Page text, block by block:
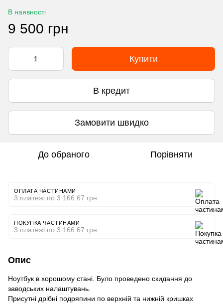
В наявності
9 500 грн
Купити
В кредит
Замовити швидко
До обраного Порівняти
ОПЛАТА ЧАСТИНАМИ
3 платежі по 3 166.67 грн
ПОКУПКА ЧАСТИНАМИ
3 платежі по 3 166.67 грн
Опис
Ноутбук в хорошому стані. Було проведено скидання до
заводських налаштувань.
Присутні дрібні подряпини по верхній та нижній кришках